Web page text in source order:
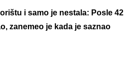
i samo je nestala: Posle 42
zanemeo je kada je saznao